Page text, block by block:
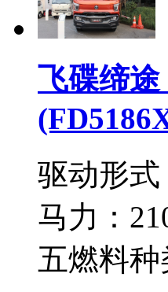
飞碟缔途
驱动形式
马力：
五燃料种